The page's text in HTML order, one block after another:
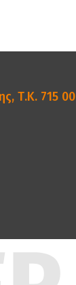
Τ.Κ. 715 00